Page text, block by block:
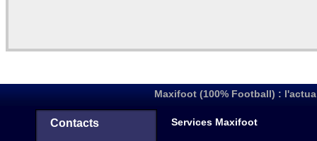
Maxifoot (100% Football) :
Contacts Services Maxifoot